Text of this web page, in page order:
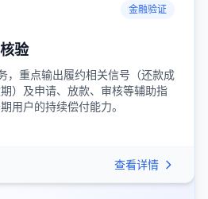
金融验证
验
，重点输出履约相关信号（还款成
）及申请、放款、审核等辅助指
用户的持续偿付能力。
查看详情